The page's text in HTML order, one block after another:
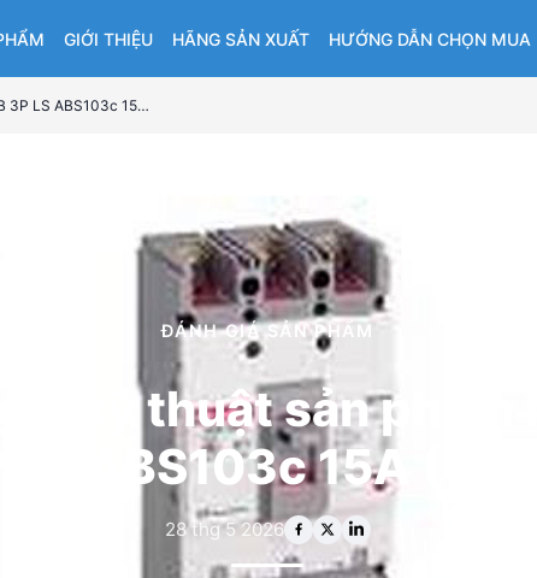
GIỚI THIỆU HÃNG SẢN XUẤT HƯỚNG DẪN CHỌN MUA
Đánh giá kỹ thuật sản phẩm MCCB 3P LS ABS103c 15A (42kA)
ĐÁNH GIÁ SẢN PHẨM
giá kỹ thuật sản phẩm
LS ABS103c 15A
28 thg 5 2026